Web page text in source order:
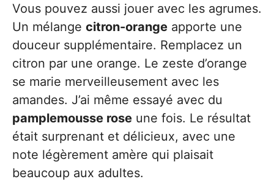
Vous pouvez aussi jouer avec les agrumes.
Un mélange citron-orange apporte une
douceur supplémentaire. Remplacez un
citron par une orange. Le zeste d’orange
se marie merveilleusement avec les
amandes. J’ai même essayé avec du
pamplemousse rose une fois. Le résultat
était surprenant et délicieux, avec une
note légèrement amère qui plaisait
beaucoup aux adultes.